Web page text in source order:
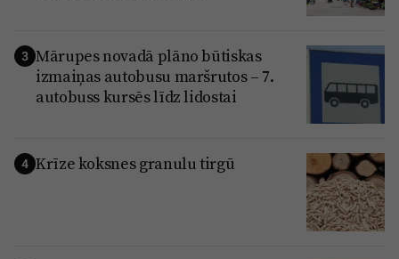
3 Mārupes novadā plāno būtiskas
izmaiņas autobusu maršrutos – 7.
autobuss kursēs līdz lidostai
4 Krīze koksnes granulu tirgū